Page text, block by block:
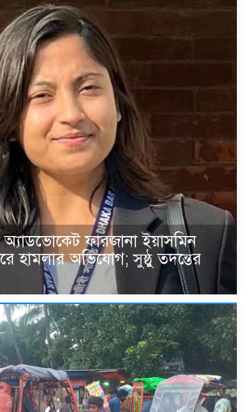
অ্যাডভোকেট ফারজানা ইয়াসমিন
হামলার অভিযোগ; সুষ্ঠু তদন্তের